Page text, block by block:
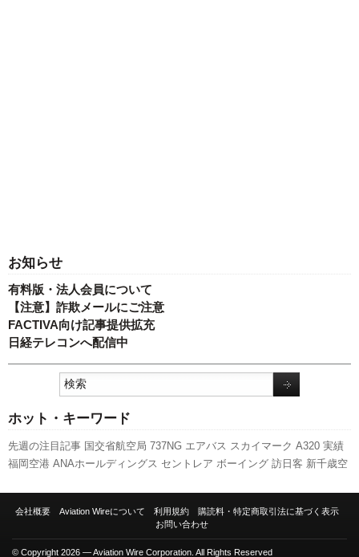
お知らせ
有料版・法人会員について
【注意】詐欺メールにご注意
FACTIVA向け記事提供拡充
日経テレコンへ配信中
ホット・キーワード
先週の注目記事 国交省航空局 737NG エアバス スカイマーク A320 実績
福岡空港 ANAホールディングス セントレア ボーイング 訪日客 新千歳空
スターフライヤー 伊丹空港 新型コロナウイルス 客室乗務員 全日空 LCC
会社概要 Aviation Wireについて 利用規約
購読料・特定商取引法に基づく表示
お問い合わせ
© Copyright 2026 — Aviation Wire Corporation. All Rights Reserved